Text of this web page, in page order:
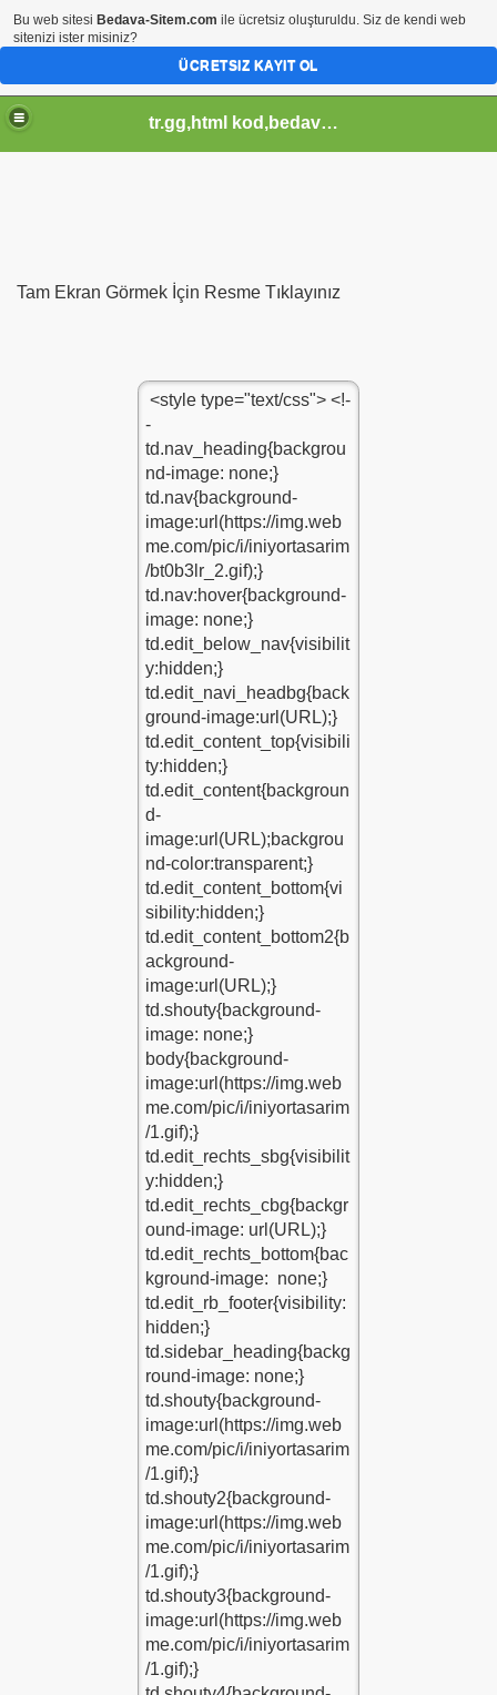
tr.gg,html kod,bedava-sitem,css kod,pagerank sorgula,tr.gg soblonlar,css design,
Tam Ekran Görmek İçin Resme Tıklayınız
Bu web sitesi Bedava-Sitem.com ile ücretsiz oluşturuldu. Siz de kendi web
sitenizi ister misiniz?
ÜCRETSIZ KAYIT OL